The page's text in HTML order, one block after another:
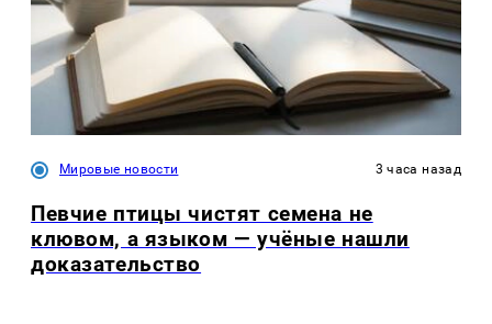
Мировые новости 3 часа назад
Певчие птицы чистят семена не
клювом, а языком — учёные нашли
доказательство